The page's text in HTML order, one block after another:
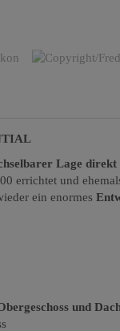
Lage
errichtet und
ein enormes
und